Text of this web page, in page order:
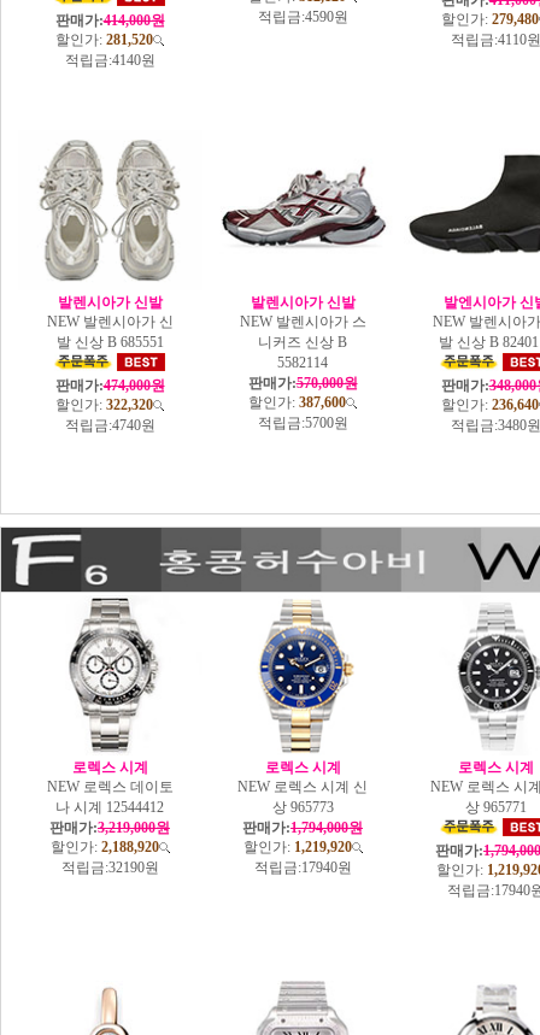
판매가:414,000원
할인가: 281,520
적립금:4140원
적립금:4590원
할인가: 279,480
적립금:4110원
발렌시아가 신발
NEW 발렌시아가 신
발 신상 B 685551
판매가:474,000원
할인가: 322,320
적립금:4740원
발렌시아가 신발
NEW 발렌시아가 스
니커즈 신상 B
5582114
판매가:570,000원
할인가: 387,600
적립금:5700원
발엔시아가 신
NEW 발렌시아
발 신상 B
판매가:348,000
할인가: 236,640
적립금:3480원
로렉스 시계
NEW 로렉스 데이토
나 시계 12544412
판매가:3,219,000원
할인가: 2,188,920
적립금:32190원
로렉스 시계
NEW 로렉스 시계 신
상 965773
판매가:1,794,000원
할인가: 1,219,920
적립금:17940원
로렉스 시계
NEW 로렉스 시
상 965771
판매가:
할인가:
적립금:17940